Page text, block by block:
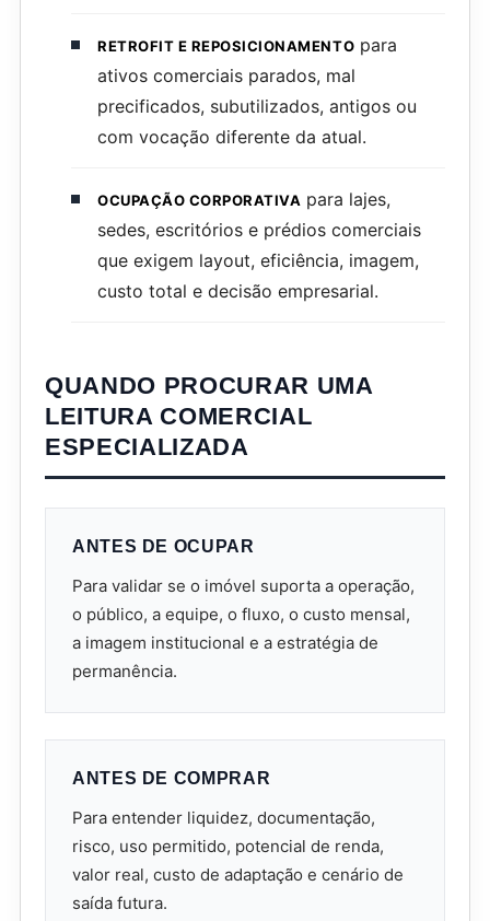
RETROFIT E REPOSICIONAMENTO para
ativos comerciais parados, mal
precificados, subutilizados, antigos ou
com vocação diferente da atual.
OCUPAÇÃO CORPORATIVA para lajes,
sedes, escritórios e prédios comerciais
que exigem layout, eficiência, imagem,
custo total e decisão empresarial.
QUANDO PROCURAR UMA
LEITURA COMERCIAL
ESPECIALIZADA
ANTES DE OCUPAR
Para validar se o imóvel suporta a operação,
o público, a equipe, o fluxo, o custo mensal,
a imagem institucional e a estratégia de
permanência.
ANTES DE COMPRAR
Para entender liquidez, documentação,
risco, uso permitido, potencial de renda,
valor real, custo de adaptação e cenário de
saída futura.